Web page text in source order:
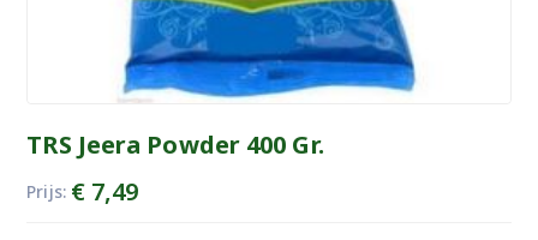
TRS Jeera Powder 400 Gr.
Prijs: €7,49